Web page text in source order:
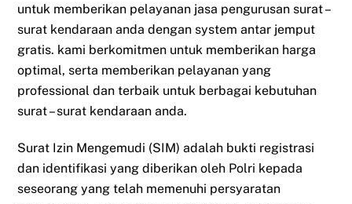
untuk memberikan pelayanan jasa pengurusan surat –
surat kendaraan anda dengan system antar jemput
gratis. kami berkomitmen untuk memberikan harga
optimal, serta memberikan pelayanan yang
professional dan terbaik untuk berbagai kebutuhan
surat – surat kendaraan anda.
Surat Izin Mengemudi (SIM) adalah bukti registrasi
dan identifikasi yang diberikan oleh Polri kepada
seseorang yang telah memenuhi persyaratan